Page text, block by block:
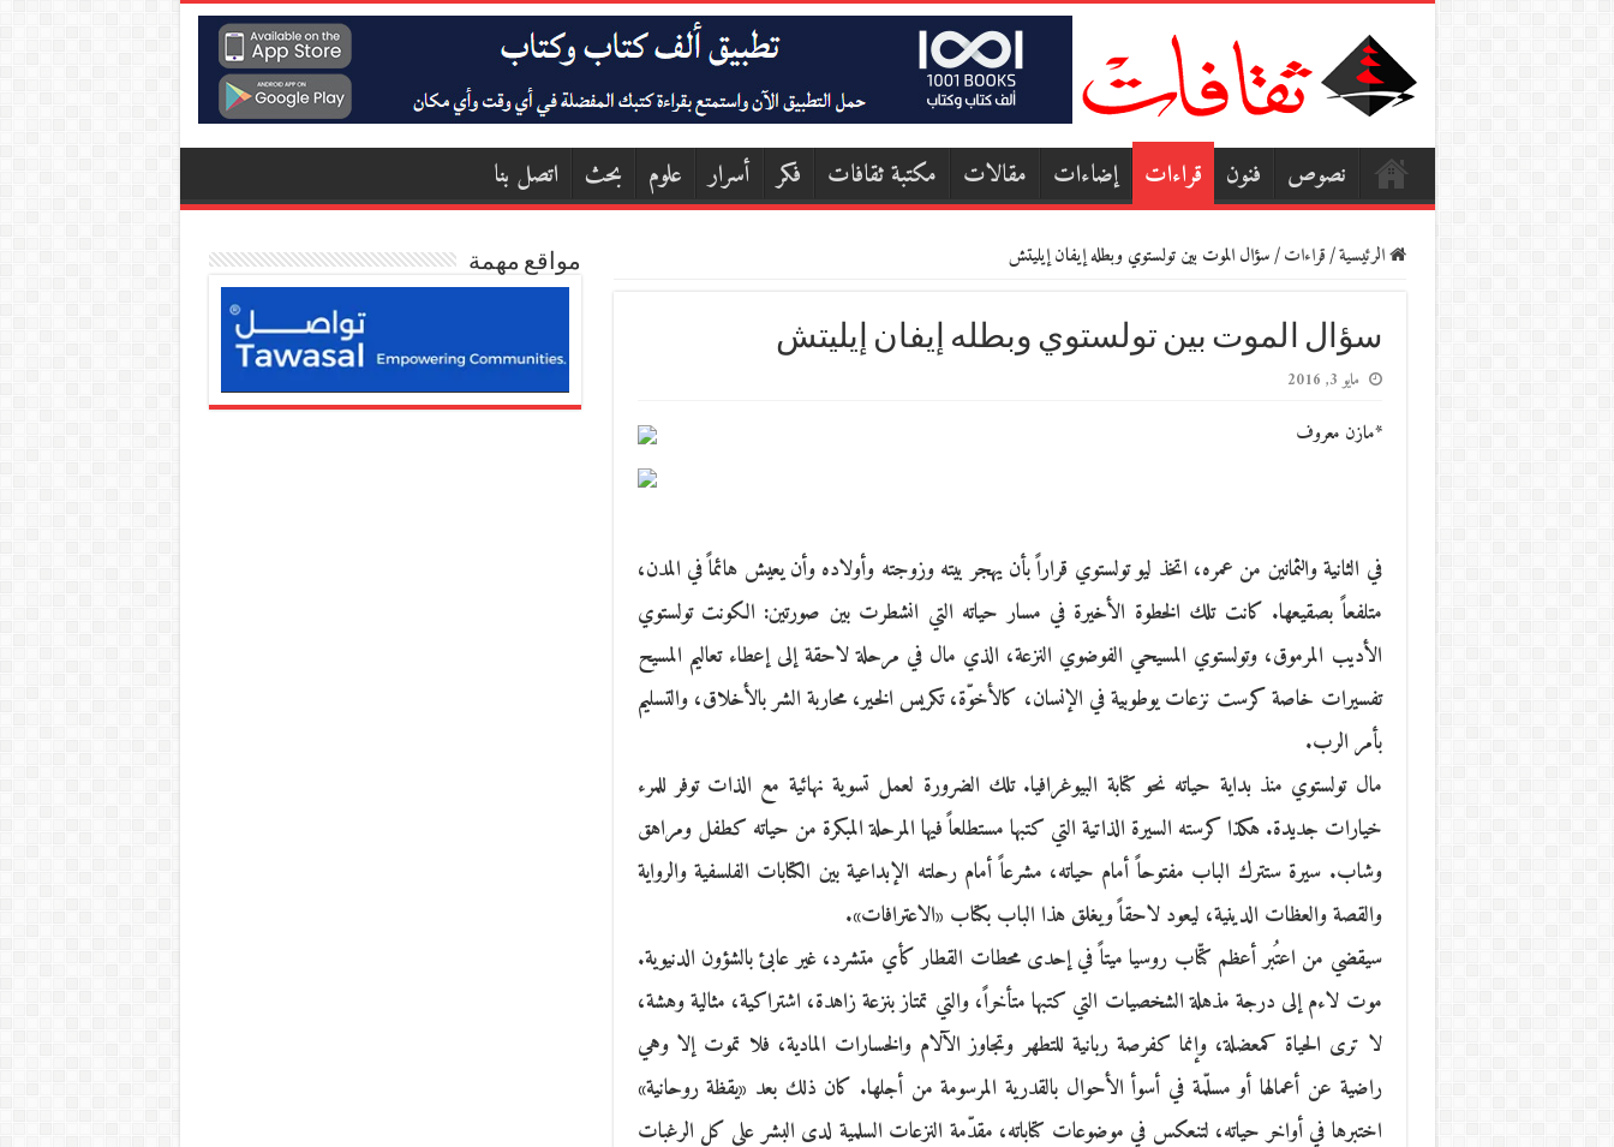
نصوص فنون قراءات إضاءات مقالات مكتبة ثقافات فكر أسرار علوم بحث اتصل بنا
الرئيسية/قراءات/سؤال الموت بين تولستوي وبطله إيفان إيليتش
سؤال الموت بين تولستوي وبطله إيفان إيليتش
مايو 3, 2016
*مازن معروف
في الثانية والثمانين من عمره، اتخذ ليو تولستوي قراراً بأن يهجر بيته وزوجته وأولاده وأن يعيش هائماً في المدن،
متلفعاً بصقيعها. كانت تلك الخطوة الأخيرة في مسار حياته التي انشطرت بين صورتين: الكونت تولستوي
الأديب المرموق، وتولستوي المسيحي الفوضوي النزعة، الذي مال في مرحلة لاحقة إلى إعطاء تعاليم المسيح
تفسيرات خاصة كرست نزعات يوطوبية في الإنسان، كالأخوّة، تكريس الخير، محاربة الشر بالأخلاق، والتسليم
بأمر الرب.
مال تولستوي منذ بداية حياته نحو كتابة البيوغرافيا. تلك الضرورة لعمل تسوية نهائية مع الذات توفر للمرء
خيارات جديدة. هكذا كرسته السيرة الذاتية التي كتبها مستطلعاً فيها المرحلة المبكرة من حياته كطفل ومراهق
وشاب. سيرة ستترك الباب مفتوحاً أمام حياته، مشرعاً أمام رحلته الإبداعية بين الكتابات الفلسفية والرواية
والقصة والعظات الدينية، ليعود لاحقاً ويغلق هذا الباب بكتاب «الاعترافات».
سيقضي من اعتُبر أعظم كتّاب روسيا ميتاً في إحدى محطات القطار كأي متشرد، غير عابئ بالشؤون الدنيوية.
موت لاءم إلى درجة مذهلة الشخصيات التي كتبها متأخراً، والتي تمتاز بنزعة زاهدة، اشتراكية، مثالية وهشة،
لا ترى الحياة كمعضلة، وإنما كفرصة ربانية للتطهر وتجاوز الآلام والخسارات المادية، فلا تموت إلا وهي
راضية عن أعمالها أو مسلّمة في أسوأ الأحوال بالقدرية المرسومة من أجلها. كان ذلك بعد «يقظة روحانية»
اختبرها في أواخر حياته، لتنعكس في موضوعات كتاباته، مقدّمة النزعات السلمية لدى البشر على كل الرغبات
مواقع مهمة